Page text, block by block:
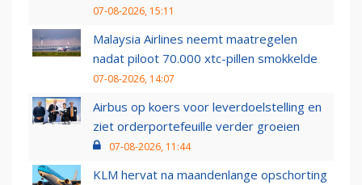
07-08-2026, 15:11
Malaysia Airlines neemt maatregelen
nadat piloot 70.000 xtc-pillen smokkelde
07-08-2026, 14:07
Airbus op koers voor leverdoelstelling en
ziet orderportefeuille verder groeien
07-08-2026, 11:44
KLM hervat na maandenlange opschorting